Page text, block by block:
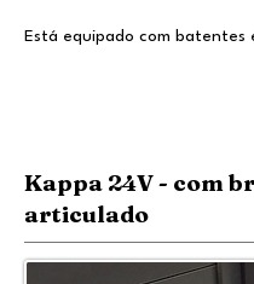
Está equipado com batentes
Kappa 24V - com
articulado